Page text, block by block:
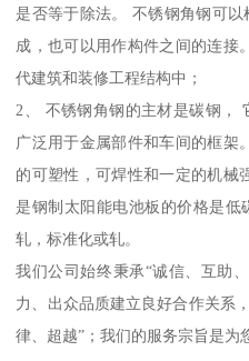
是否等于除法。 不锈钢角钢可
成，也可以用作构件之间的连接
代建筑和装修工程结构中；
2、 不锈钢角钢的主材是碳钢，
广泛用于金属部件和车间的框架
的可塑性，可焊性和一定的机械
是钢制太阳能电池板的价格是低
轧，标准化或轧。
我们公司始终秉承“诚信、互助
力、出众品质建立良好合作关系
律、超越”；我们的服务宗旨是为